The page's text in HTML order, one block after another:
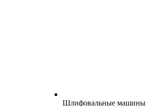
Шлифовальные машины